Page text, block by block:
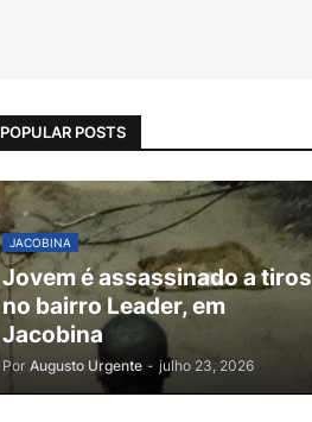
POPULAR POSTS
JACOBINA
Jovem é assassinado a tiros
no bairro Leader, em
Jacobina
Por Augusto Urgente - julho 23, 2026